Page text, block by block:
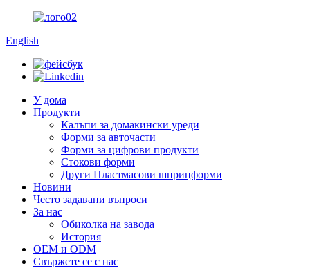
English
У дома
Продукти
Калъпи за домакински уреди
Форми за авточасти
Форми за цифрови продукти
Стокови форми
Други Пластмасови шприцформи
Новини
Често задавани въпроси
За нас
Обиколка на завода
История
OEM и ODM
Свържете се с нас